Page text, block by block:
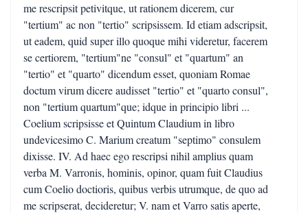
me rescripsit petivitque, ut rationem dicerem, cur
"tertium" ac non "tertio" scripsissem. Id etiam adscripsit,
ut eadem, quid super illo quoque mihi videretur, facerem
se certiorem, "tertium"ne "consul" et "quartum" an
"tertio" et "quarto" dicendum esset, quoniam Romae
doctum virum dicere audisset "tertio" et "quarto consul",
non "tertium quartum"que; idque in principio libri ...
Coelium scripsisse et Quintum Claudium in libro
undevicesimo C. Marium creatum "septimo" consulem
dixisse. IV. Ad haec ego rescripsi nihil amplius quam
verba M. Varronis, hominis, opinor, quam fuit Claudius
cum Coelio doctioris, quibus verbis utrumque, de quo ad
me scripserat, decideretur; V. nam et Varro satis aperte,